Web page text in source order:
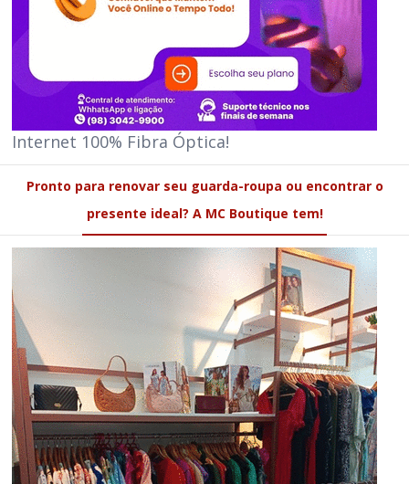
Internet 100% Fibra Óptica!
Pronto para renovar seu guarda-roupa ou encontrar o
presente ideal? A MC Boutique tem!